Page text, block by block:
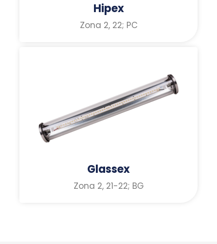
Hipex
Zona 2, 22; PC
Glassex
Zona 2, 21-22; BG